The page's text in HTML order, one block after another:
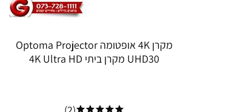
מקרן 4K אופטומה Optoma Projector
UHD30 מקרן ביתי 4K Ultra HD